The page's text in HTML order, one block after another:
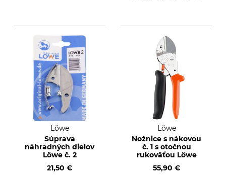
Löwe
Súprava
náhradných dielov
Löwe č. 2
21,50 €
Löwe
Nožnice s nákovou
č. 1 s otočnou
rukoväťou Löwe
55,90 €